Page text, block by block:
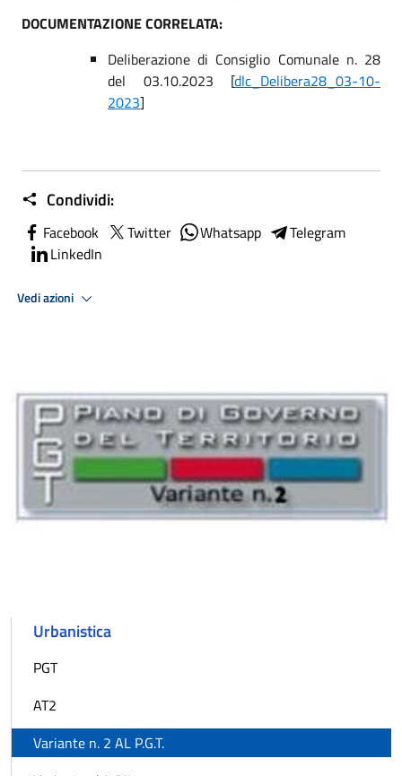
DOCUMENTAZIONE CORRELATA:
Deliberazione di Consiglio Comunale n. 28
del 03.10.2023 [dlc_Delibera28_03-10-
2023]
Condividi:
Facebook Twitter Whatsapp
Telegram
LinkedIn
Vedi azioni
Urbanistica
PGT
AT2
Variante n. 2 AL P.G.T.